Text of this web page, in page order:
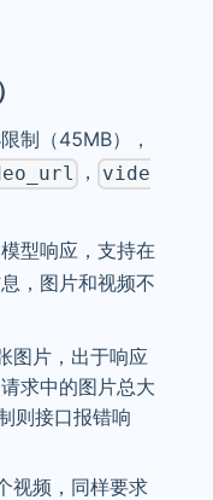
制（45MB），
，
vide
型响应，支持在
，图片和视频不
图片，出于响应
求中的图片总大
则接口报错响
视频，同样要求